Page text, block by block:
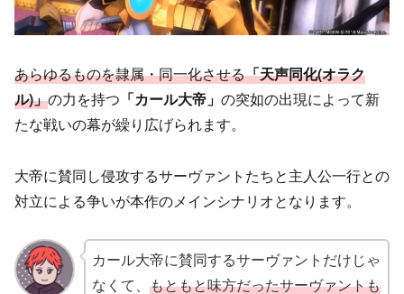
あらゆるものを隷属・同一化させる「天声同化(オラク
ル)」の力を持つ 「カール大帝」 の突如の出現によって新
たな戦いの幕が繰り広げられます。
大帝に賛同し侵攻するサーヴァントたちと主人公一行との
対立による争いが本作のメインシナリオとなります。
カール大帝に賛同するサーヴァントだけじゃ
なくて、 もともと味方だったサーヴァントも